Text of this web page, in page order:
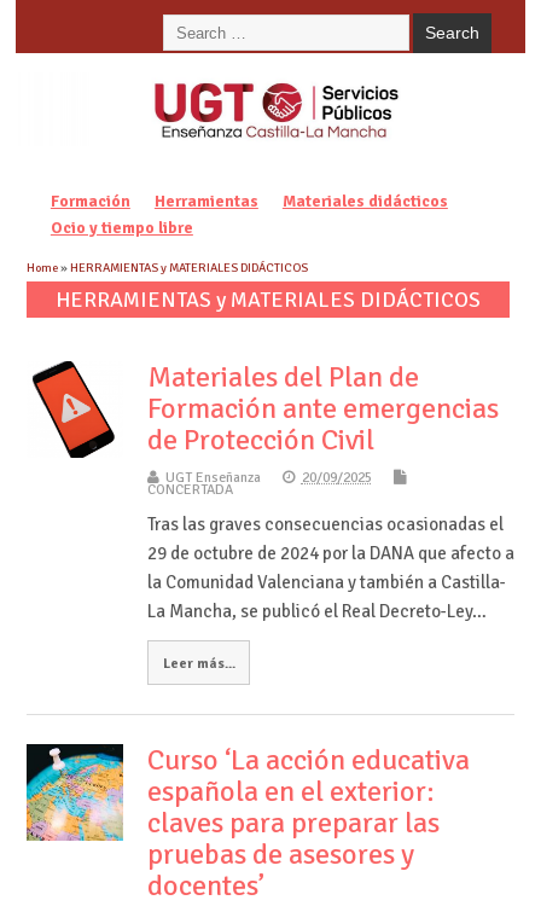
Formación Herramientas
Materiales didácticos
Ocio y tiempo libre
Home»HERRAMIENTAS y MATERIALES DIDÁCTICOS
HERRAMIENTAS y MATERIALES DIDÁCTICOS
Materiales del Plan de
Formación ante emergencias
de Protección Civil
UGT Enseñanza 20/09/2025
CONCERTADA
Tras las graves consecuencias ocasionadas el
29 de octubre de 2024 por la DANA que afecto a
la Comunidad Valenciana y también a Castilla-
La Mancha, se publicó el Real Decreto-Ley…
Leer más...
Curso ‘La acción educativa
española en el exterior:
claves para preparar las
pruebas de asesores y
docentes’